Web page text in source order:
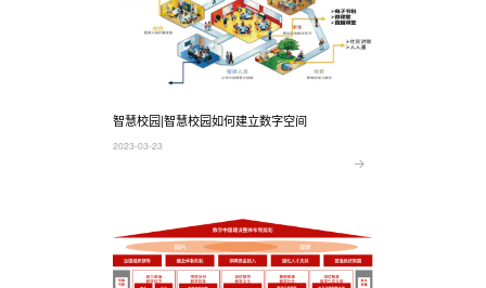
智慧校园|智慧校园如何建立数字空间
2023-03-23